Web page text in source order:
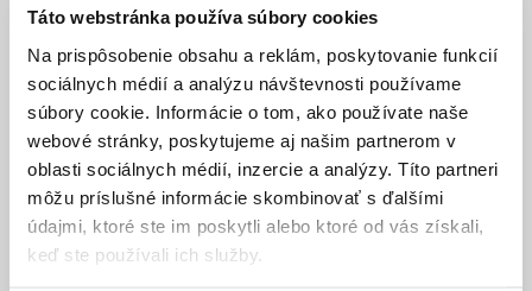
Táto webstránka používa súbory cookies
Na prispôsobenie obsahu a reklám, poskytovanie funkcií
sociálnych médií a analýzu návštevnosti používame
súbory cookie. Informácie o tom, ako používate naše
webové stránky, poskytujeme aj našim partnerom v
oblasti sociálnych médií, inzercie a analýzy. Títo partneri
môžu príslušné informácie skombinovať s ďalšími
údajmi, ktoré ste im poskytli alebo ktoré od vás získali,
keď ste používali ich služby.
Obchodné podmienky
OBJEDNÁVKA
Potvrdenie objednávky
Prihlásenie k účtu
Zmena objednávky